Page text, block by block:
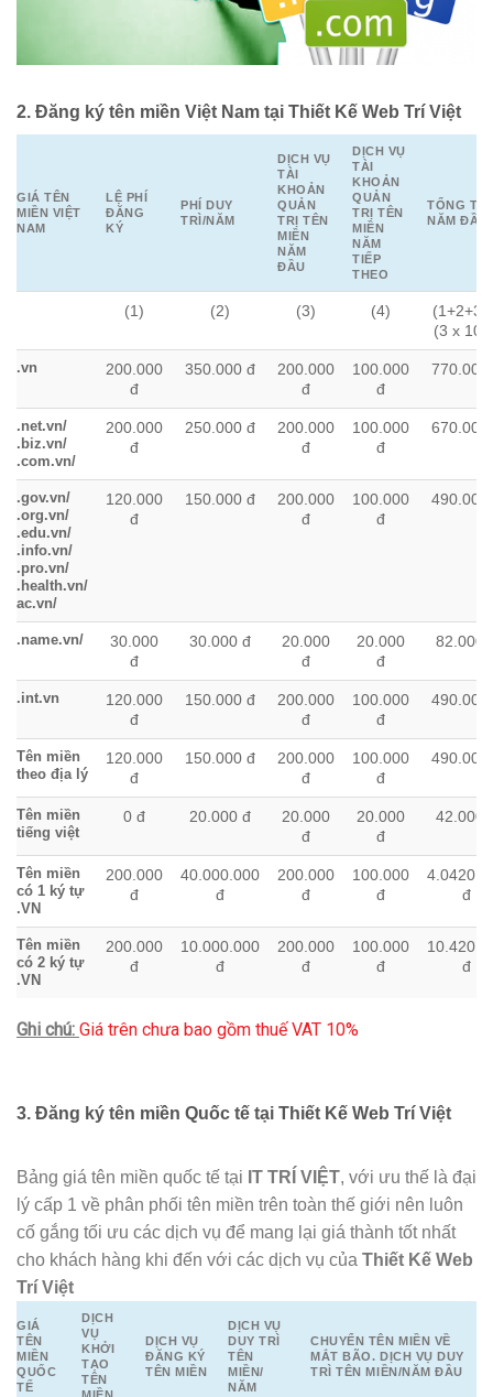
2. Đăng ký tên miền Việt Nam tại Thiết Kế Web Trí Việt
GIÁ TÊN
MIỀN VIỆT
NAM
LỆ PHÍ
ĐĂNG
KÝ
PHÍ DUY
TRÌ/NĂM
DỊCH VỤ
TÀI
KHOẢN
QUẢN
TRỊ TÊN
MIỀN
NĂM
ĐẦU
DỊCH VỤ
TÀI
KHOẢN
QUẢN
TRỊ TÊN
MIỀN
NĂM
TIẾP
THEO
TỔNG
NĂM ĐẦU
ĐĂNG
TRÌ/NĂM
TÀI
TRỊ TÊN
MIỀN
NĂM
ĐẦU
TÀI
TRỊ TÊN
MIỀN
NĂM
TIẾP
THEO
NĂM ĐẦU
(1) (2) (3) (4)
(1+2+3)
(3 x
.vn
200.000
đ
350.000 đ
200.000
đ
100.000
đ
770.000
.net.vn/
.biz.vn/
.com.vn/
200.000
đ
250.000 đ
200.000
đ
100.000
đ
670.000
.gov.vn/
.org.vn/
.edu.vn/
.info.vn/
.pro.vn/
.health.vn/
ac.vn/
120.000
đ
150.000 đ
200.000
đ
100.000
đ
490.000
.name.vn/
30.000
đ
30.000 đ
20.000
đ
20.000
đ
82.000
.int.vn
120.000
đ
150.000 đ
200.000
đ
100.000
đ
490.000
Tên miền
theo địa lý
120.000
đ
150.000 đ
200.000
đ
100.000
đ
490.000
Tên miền
tiếng việt
0 đ 20.000 đ
20.000
đ
20.000
đ
42.000
Tên miền
có 1 ký tự
.VN
200.000
đ
40.000.000
đ
200.000
đ
100.000
đ
đ
Tên miền
có 2 ký tự
.VN
200.000
đ
10.000.000
đ
200.000
đ
100.000
đ
đ
Ghi chú: Giá trên chưa bao gồm thuế VAT 10%
3. Đăng ký tên miền Quốc tế tại Thiết Kế Web Trí Việt
Bảng giá tên miền quốc tế tại IT TRÍ VIỆT, với ưu thế là đại
lý cấp 1 về phân phối tên miền trên toàn thế giới nên luôn
cố gắng tối ưu các dịch vụ để mang lại giá thành tốt nhất
cho khách hàng khi đến với các dịch vụ của Thiết Kế Web
Trí Việt
GIÁ
TÊN
MIỀN
QUỐC
TẾ
DỊCH
VỤ
KHỞI
TẠO
TÊN
DỊCH VỤ
ĐĂNG KÝ
TÊN MIỀN
DỊCH VỤ
DUY TRÌ
TÊN
MIỀN/
NĂM
CHUYỂN TÊN MIỀN VỀ
MẮT BÃO. DỊCH VỤ DUY
TRÌ TÊN MIỀN/NĂM ĐẦU